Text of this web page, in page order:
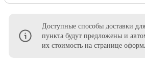
Доступные способы доставки
пункта будут предложены и
их стоимость на странице